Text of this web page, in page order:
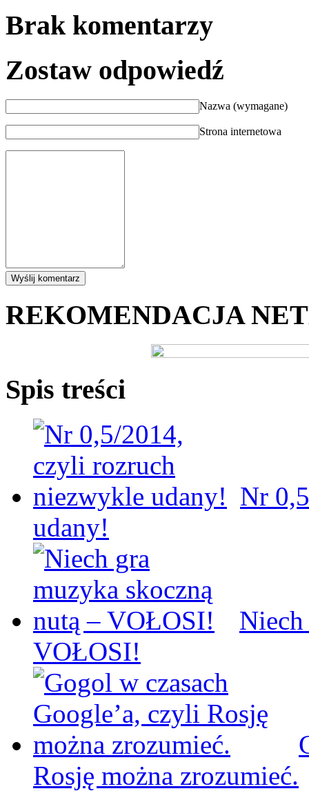
Brak komentarzy
Zostaw odpowiedź
Nazwa (wymagane)
Strona internetowa
REKOMENDACJA
Spis treści
Nr
udany!
VOŁOSI!
Rosję można zrozumieć.